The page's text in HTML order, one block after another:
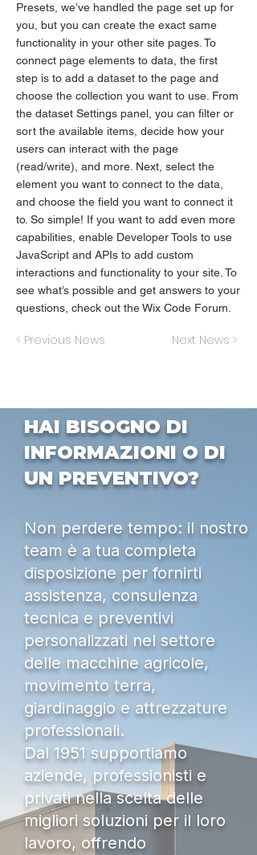
Presets, we’ve handled the page set up for
you, but you can create the exact same
functionality in your other site pages. To
connect page elements to data, the first
step is to add a dataset to the page and
choose the collection you want to use. From
the dataset Settings panel, you can filter or
sort the available items, decide how your
users can interact with the page
(read/write), and more. Next, select the
element you want to connect to the data,
and choose the field you want to connect it
to. So simple! If you want to add even more
capabilities, enable Developer Tools to use
JavaScript and APIs to add custom
interactions and functionality to your site. To
see what’s possible and get answers to your
questions, check out the Wix Code Forum.
< Previous News Next News >
HAI BISOGNO DI
INFORMAZIONI O DI
UN PREVENTIVO?
Non perdere tempo: il nostro
team è a tua completa
disposizione per fornirti
assistenza, consulenza
tecnica e preventivi
personalizzati nel settore
delle macchine agricole,
movimento terra,
giardinaggio e attrezzature
professionali.
Dal 1951 supportiamo
aziende, professionisti e
privati nella scelta delle
migliori soluzioni per il loro
lavoro, offrendo